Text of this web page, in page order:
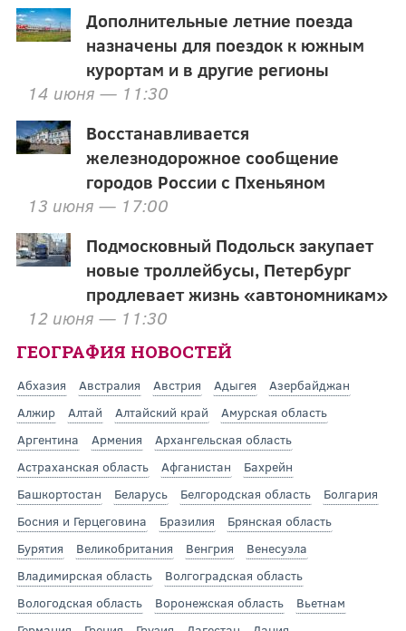
Дополнительные летние поезда
назначены для поездок к южным
курортам и в другие регионы
14 июня — 11:30
Восстанавливается
железнодорожное сообщение
городов России с Пхеньяном
13 июня — 17:00
Подмосковный Подольск закупает
новые троллейбусы, Петербург
продлевает жизнь «автономникам»
12 июня — 11:30
ГЕОГРАФИЯ НОВОСТЕЙ
Абхазия Австралия Австрия Адыгея
Азербайджан
Алжир
Алтай Алтайский край
Амурская область
Аргентина
Армения
Архангельская область
Астраханская область
Афганистан
Бахрейн
Башкортостан
Беларусь Белгородская область
Болгария
Босния и Герцеговина
Бразилия
Брянская область
Бурятия
Великобритания Венгрия
Венесуэла
Владимирская область
Волгоградская область
Вологодская область
Воронежская область
Вьетнам